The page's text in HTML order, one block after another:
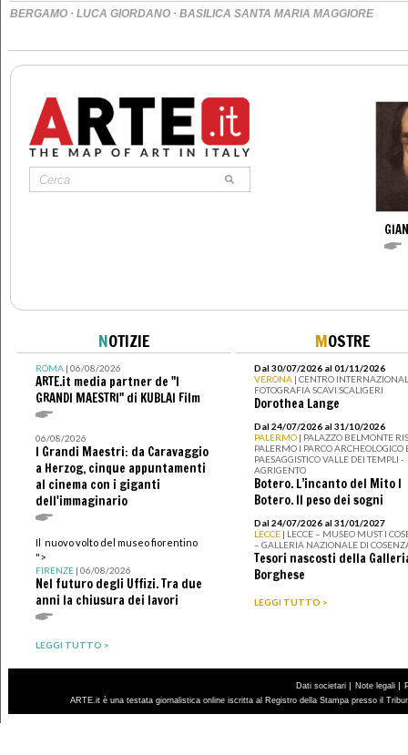
BERGAMO · LUCA GIORDANO · BASILICA SANTA MARIA MAGGIORE
NOTIZIE
ROMA| 06/08/2026
ARTE.it media partner de "I
GRANDI MAESTRI" di KUBLAI Film
06/08/2026
I Grandi Maestri: da Caravaggio
a Herzog, cinque appuntamenti
al cinema con i giganti
dell'immaginario
Il nuovo volto del museo fiorentino
">
FIRENZE| 06/08/2026
Nel futuro degli Uffizi. Tra due
anni la chiusura dei lavori
LEGGI TUTTO >
MOSTRE
Dal 30/07/2026 al 01/11/2026
VERONA | CENTRO
FOTOGRAFIA SCAVI SCALIGERI
Dorothea Lange
Dal 24/07/2026 al 31/10/2026
PALERMO | PALAZZO BELMONTE
PALERMO I PARCO ARCHEOLOGICO
PAESAGGISTICO VALLE DEI TEMPLI -
AGRIGENTO
Botero. L’incanto del Mito I
Botero. Il peso dei sogni
Dal 24/07/2026 al 31/01/2027
LECCE | LECCE – MUSEO MUST I
– GALLERIA NAZIONALE DI
Tesori nascosti della
Borghese
LEGGI TUTTO >
Dati societari | Note legali |
ARTE.it è una testata giornalistica online iscritta al Registro della Stampa presso il